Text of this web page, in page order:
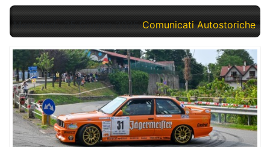
Mercoledì, 25 Giugno 2025 Comunicati Autostoriche